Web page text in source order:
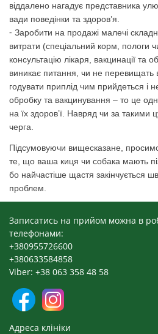
віддалено нагадує представника
вади поведінки та здоров’я.
⁃ Заробити на продажі малечі
витрати (спеціальний корм, пологи
консультацію лікаря, вакцинації та
виникає питання, чи не перевищать
годувати приплід чим прийдеться і
обробку та вакцинування – то це
на їх здоров’ї. Навряд чи за такими
черга.
Підсумовуючи вищесказане,
те, що ваша киця чи собака мають
бо найчастіше щастя закінчується
проблем.
Записатись на прийом можна в
телефонами:
+380955726600
+380633584858
Viber: +38 063 358 48 58
Адреса клініки